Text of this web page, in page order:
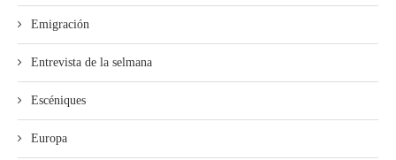
Emigración
Entrevista de la selmana
Escéniques
Europa